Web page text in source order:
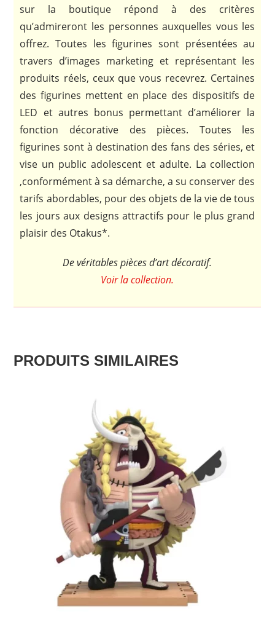
sur la boutique répond à des critères
qu’admireront les personnes auxquelles vous les
offrez. Toutes les figurines sont présentées au
travers d’images marketing et représentant les
produits réels, ceux que vous recevrez. Certaines
des figurines mettent en place des dispositifs de
LED et autres bonus permettant d’améliorer la
fonction décorative des pièces. Toutes les
figurines sont à destination des fans des séries, et
vise un public adolescent et adulte. La collection
,conformément à sa démarche, a su conserver des
tarifs abordables, pour des objets de la vie de tous
les jours aux designs attractifs pour le plus grand
plaisir des Otakus*.
De véritables pièces d’art décoratif.
Voir la collection.
PRODUITS SIMILAIRES